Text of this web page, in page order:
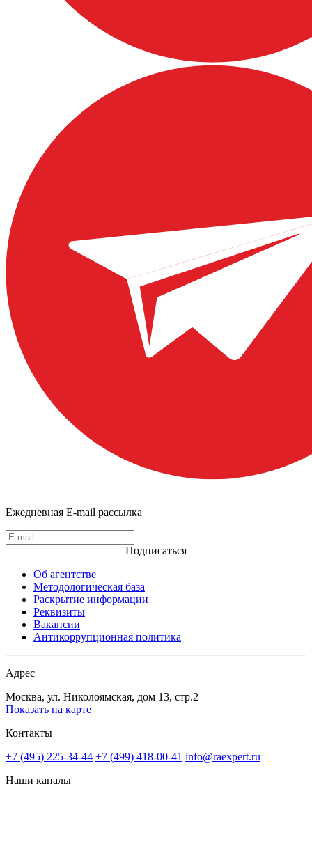
Ежедневная E-mail рассылка
Подписаться
Об агентстве
Методологическая база
Раскрытие информации
Реквизиты
Вакансии
Антикоррупционная политика
Адрес
Москва, ул. Николоямская, дом 13, стр.2
Показать на карте
Контакты
+7 (495) 225-34-44 +7 (499) 418-00-41 info@raexpert.ru
Наши каналы